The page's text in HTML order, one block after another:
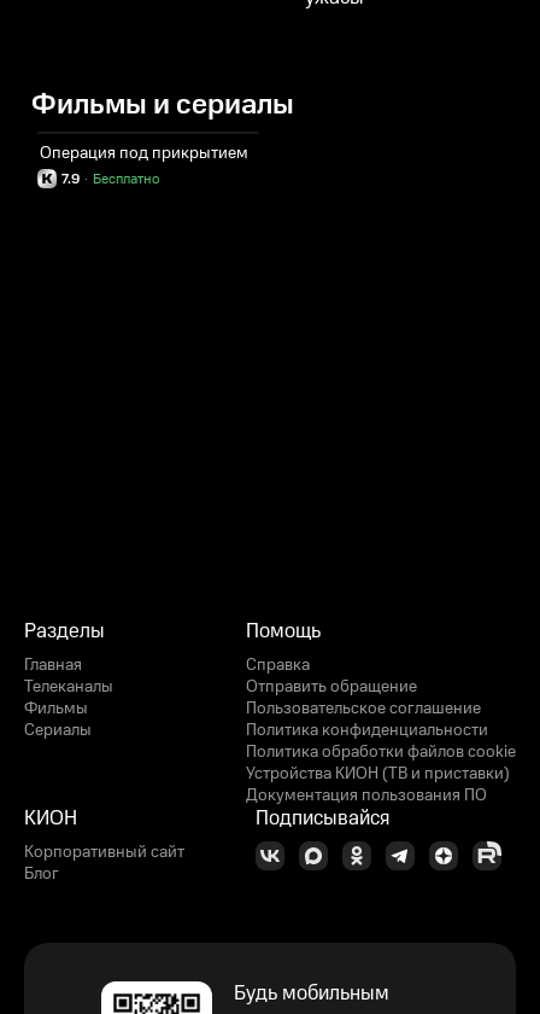
Фильмы и сериалы
Операция под прикрытием
7.9 Бесплатно
·
Разделы
Главная
Телеканалы
Фильмы
Сериалы
Помощь
Справка
Отправить обращение
Пользовательское соглашение
Политика конфиденциальности
Политика обработки файлов cookie
Устройства КИОН (ТВ и приставки)
Документация пользования ПО
КИОН
Корпоративный сайт
Блог
Подписывайся
Будь мобильным